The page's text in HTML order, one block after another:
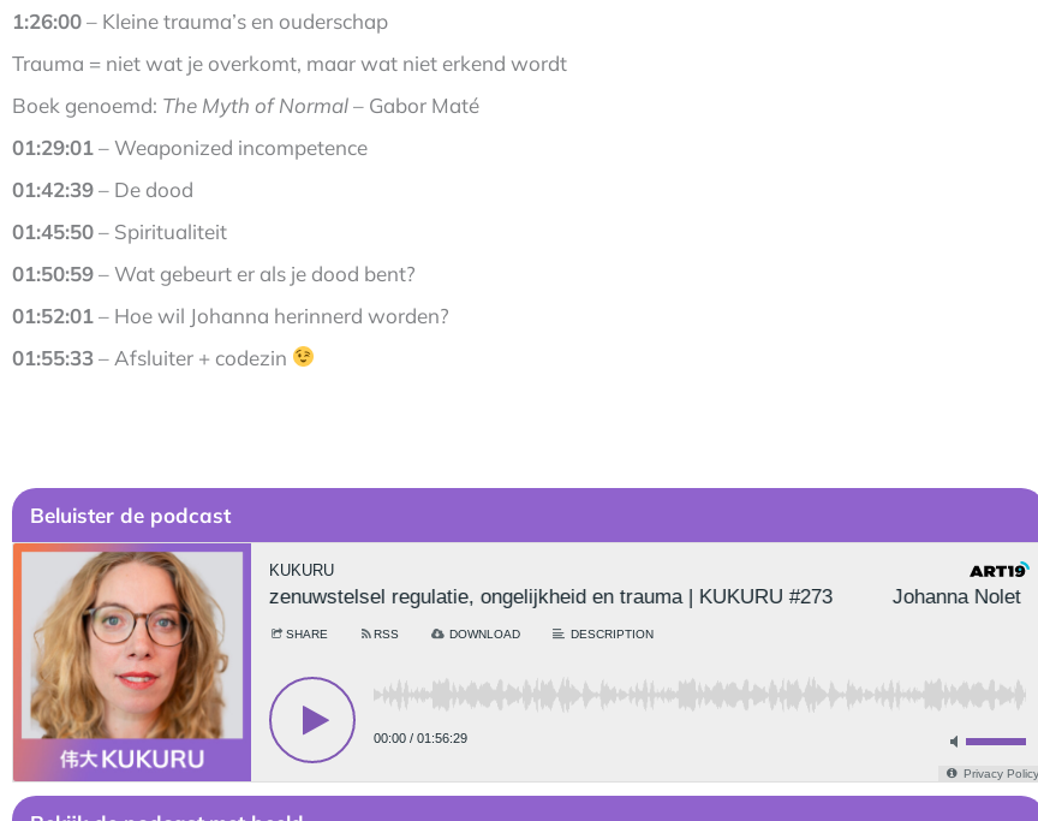
1:26:00– Kleine trauma’s en ouderschap
Trauma = niet wat je overkomt, maar wat niet erkend wordt
Boek genoemd: The Myth of Normal– Gabor Maté
01:29:01– Weaponized incompetence
01:42:39– De dood
01:45:50– Spiritualiteit
01:50:59– Wat gebeurt er als je dood bent?
01:52:01– Hoe wil Johanna herinnerd worden?
01:55:33– Afsluiter + codezin
Beluister de podcast